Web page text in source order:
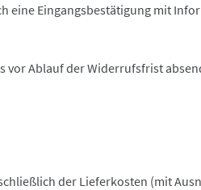
eine Eingangsbestätigung mit
vor Ablauf der Widerrufsfrist
der Lieferkosten (mit